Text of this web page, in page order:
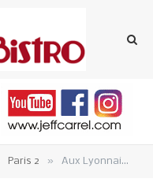
Paris 2 » Aux Lyonnais, bistrot Ducasse Paris 2